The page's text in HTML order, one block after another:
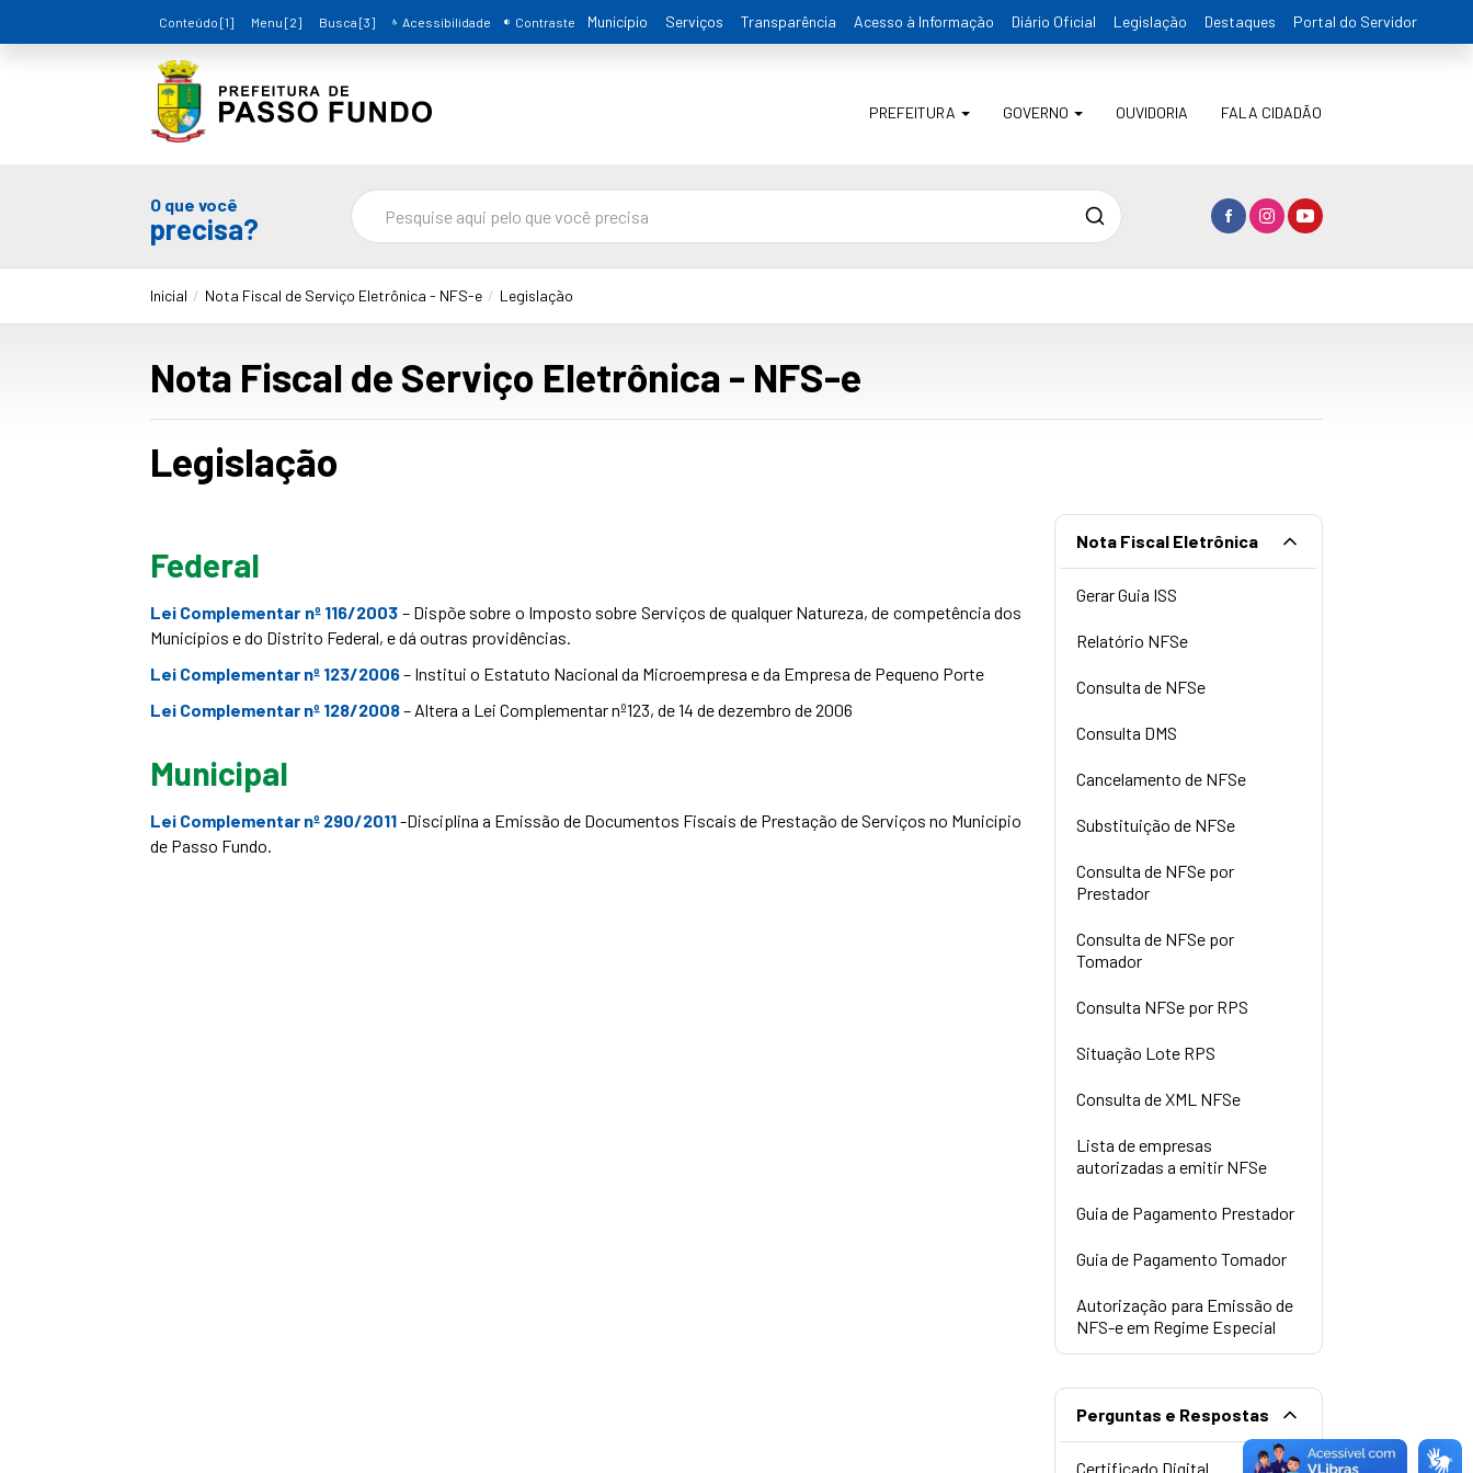
Conteúdo [1] Menu [2] Busca [3] Acessibilidade Contraste Município Serviços Transparência Acesso à Informação Diário Oficial Legislação Destaques Portal do Servidor
PREFEITURA GOVERNO OUVIDORIA FALA CIDADÃO
O que você
precisa? Pesquisa
Inicial Nota Fiscal de Serviço Eletrônica - NFS-e Legislação
Nota Fiscal de Serviço Eletrônica - NFS-e
Legislação
Federal
Lei Complementar nº 116/2003 – Dispõe sobre o Imposto sobre Serviços de qualquer Natureza, de competência dos
Municípios e do Distrito Federal, e dá outras providências.
Lei Complementar nº 123/2006– Institui o Estatuto Nacional da Microempresa e da Empresa de Pequeno Porte
Lei Complementar nº 128/2008– Altera a Lei Complementar nº123, de 14 de dezembro de 2006
Municipal
Lei Complementar nº 290/2011-Disciplina a Emissão de Documentos Fiscais de Prestação de Serviços no Município
de Passo Fundo.
Nota Fiscal Eletrônica
Gerar Guia ISS
Relatório NFSe
Consulta de NFSe
Consulta DMS
Cancelamento de NFSe
Substituição de NFSe
Consulta de NFSe por
Prestador
Consulta de NFSe por
Tomador
Consulta NFSe por RPS
Situação Lote RPS
Consulta de XML NFSe
Lista de empresas
autorizadas a emitir NFSe
Guia de Pagamento Prestador
Guia de Pagamento Tomador
Autorização para Emissão de
NFS-e em Regime Especial
Perguntas e Respostas
Certificado Digital